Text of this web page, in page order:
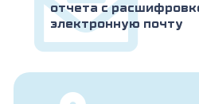
отчета с
электронную почту